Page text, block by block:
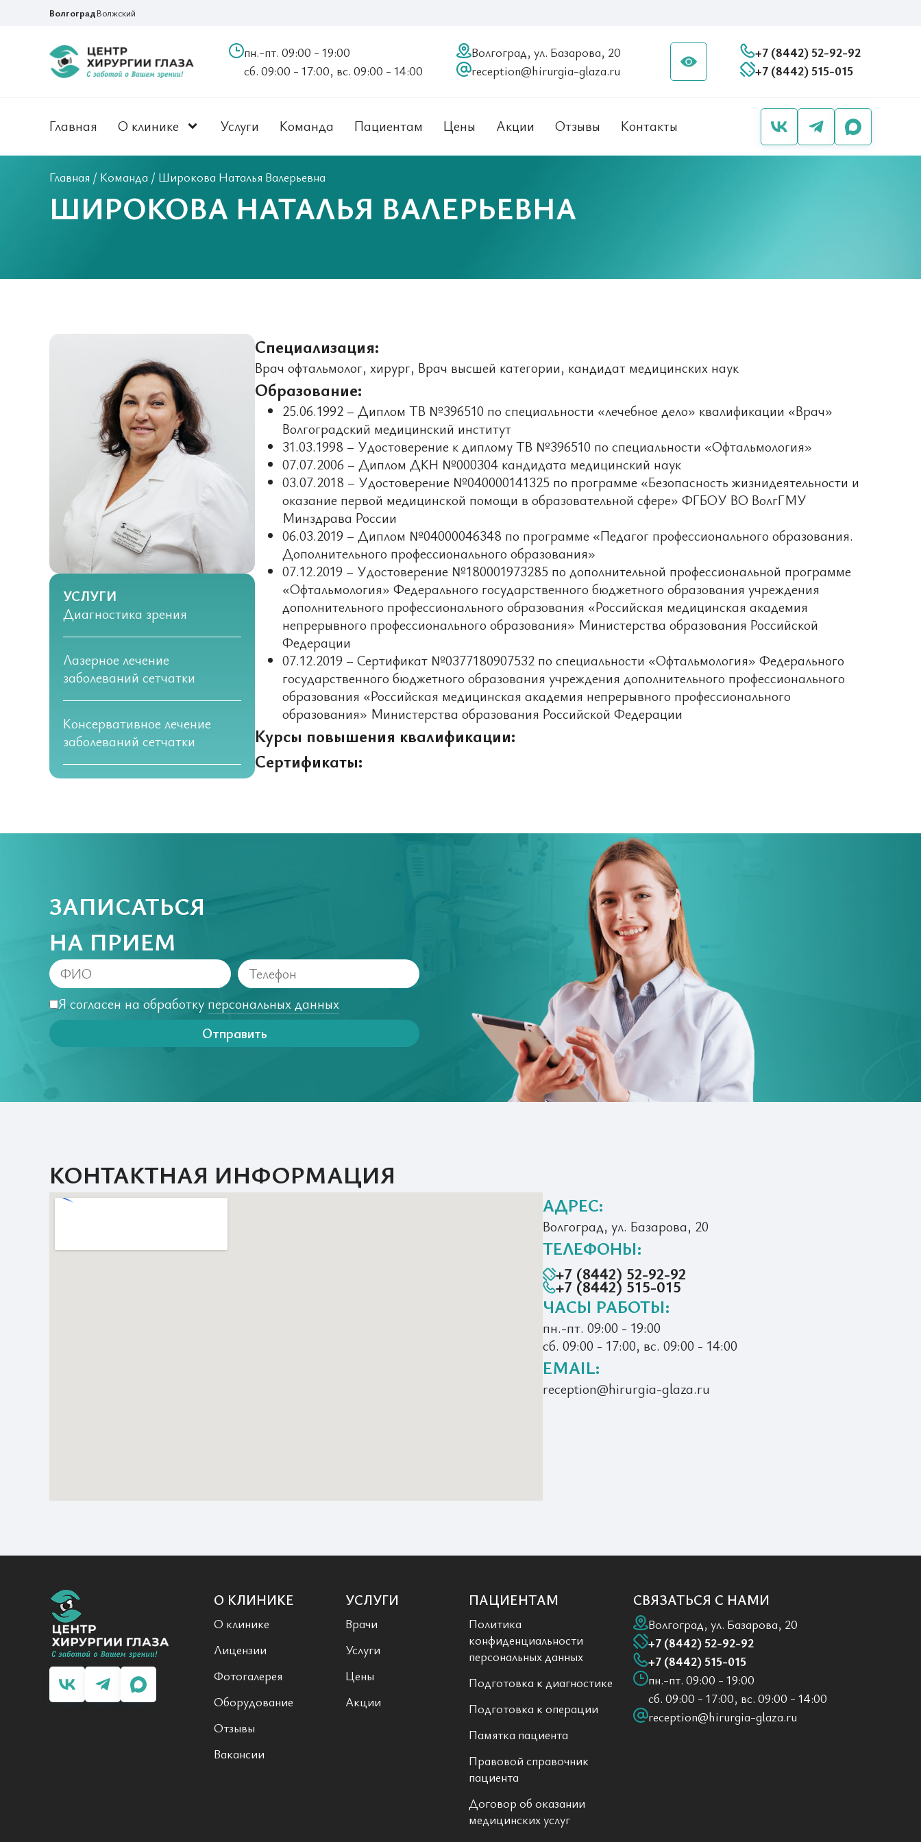
ВолгоградВолжский
пн.-пт. 09:00 - 19:00
сб. 09:00 - 17:00, вс. 09:00 - 14:00
Волгоград, ул. Базарова, 20
reception@hirurgia-glaza.ru
+7 (8442) 52-92-92
+7 (8442) 515-015
Главная О клинике Услуги Команда Пациентам Цены Акции Отзывы Контакты
Главная / Команда / Широкова Наталья Валерьевна
ШИРОКОВА НАТАЛЬЯ ВАЛЕРЬЕВНА
УСЛУГИ
Диагностика зрения
Лазерное лечение
заболеваний сетчатки
Консервативное лечение
заболеваний сетчатки
Специализация:
Врач офтальмолог, хирург, Врач высшей категории, кандидат медицинских наук
Образование:
25.06.1992 – Диплом ТВ №396510 по специальности «лечебное дело» квалификации «Врач»
Волгоградский медицинский институт
31.03.1998 – Удостоверение к диплому ТВ №396510 по специальности «Офтальмология»
07.07.2006 – Диплом ДКН №000304 кандидата медицинский наук
03.07.2018 – Удостоверение №040000141325 по программе «Безопасность жизнидеятельности и
оказание первой медицинской помощи в образовательной сфере» ФГБОУ ВО ВолгГМУ
Минздрава России
06.03.2019 – Диплом №04000046348 по программе «Педагог профессионального образования.
Дополнительного профессионального образования»
07.12.2019 – Удостоверение №180001973285 по дополнительной профессиональной программе
«Офтальмология» Федерального государственного бюджетного образования учреждения
дополнительного профессионального образования «Российская медицинская академия
непрерывного профессионального образования» Министерства образования Российской
Федерации
07.12.2019 – Сертификат №0377180907532 по специальности «Офтальмология» Федерального
государственного бюджетного образования учреждения дополнительного профессионального
образования «Российская медицинская академия непрерывного профессионального
образования» Министерства образования Российской Федерации
Курсы повышения квалификации:
Сертификаты:
ЗАПИСАТЬСЯ
НА ПРИЕМ
Я согласен на обработку персональных данных
Отправить
КОНТАКТНАЯ ИНФОРМАЦИЯ
АДРЕС:
Волгоград, ул. Базарова, 20
ТЕЛЕФОНЫ:
+7 (8442) 52-92-92
+7 (8442) 515-015
ЧАСЫ РАБОТЫ:
пн.-пт. 09:00 - 19:00
сб. 09:00 - 17:00, вс. 09:00 - 14:00
EMAIL:
reception@hirurgia-glaza.ru
О КЛИНИКЕ
О клинике
Лицензии
Фотогалерея
Оборудование
Отзывы
Вакансии
УСЛУГИ
Врачи
Услуги
Цены
Акции
ПАЦИЕНТАМ
Политика
конфиденциальности
персональных данных
Подготовка к диагностике
Подготовка к операции
Памятка пациента
Правовой справочник
пациента
Договор об оказании
медицинских услуг
СВЯЗАТЬСЯ С НАМИ
Волгоград, ул. Базарова, 20
+7 (8442) 52-92-92
+7 (8442) 515-015
пн.-пт. 09:00 - 19:00
сб. 09:00 - 17:00, вс. 09:00 - 14:00
reception@hirurgia-glaza.ru